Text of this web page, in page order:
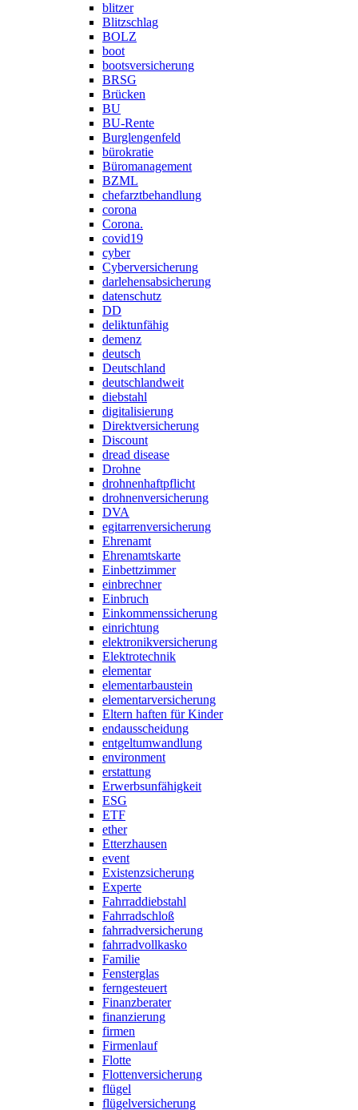
blitzer
Blitzschlag
BOLZ
boot
bootsversicherung
BRSG
Brücken
BU
BU-Rente
Burglengenfeld
bürokratie
Büromanagement
BZML
chefarztbehandlung
corona
Corona.
covid19
cyber
Cyberversicherung
darlehensabsicherung
datenschutz
DD
deliktunfähig
demenz
deutsch
Deutschland
deutschlandweit
diebstahl
digitalisierung
Direktversicherung
Discount
dread disease
Drohne
drohnenhaftpflicht
drohnenversicherung
DVA
egitarrenversicherung
Ehrenamt
Ehrenamtskarte
Einbettzimmer
einbrechner
Einbruch
Einkommenssicherung
einrichtung
elektronikversicherung
Elektrotechnik
elementar
elementarbaustein
elementarversicherung
Eltern haften für Kinder
endausscheidung
entgeltumwandlung
environment
erstattung
Erwerbsunfähigkeit
ESG
ETF
ether
Etterzhausen
event
Existenzsicherung
Experte
Fahrraddiebstahl
Fahrradschloß
fahrradversicherung
fahrradvollkasko
Familie
Fensterglas
ferngesteuert
Finanzberater
finanzierung
firmen
Firmenlauf
Flotte
Flottenversicherung
flügel
flügelversicherung